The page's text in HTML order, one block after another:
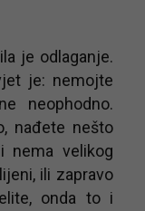
je odlaganje.
je: nemojte
neophodno.
nađete nešto
nema velikog
ili zapravo
onda to i